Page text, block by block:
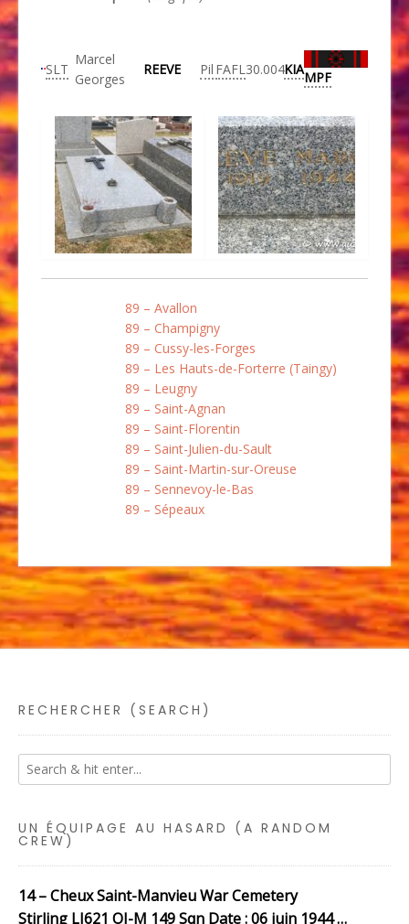
SLT
Marcel
Georges
REEVE Pil FAFL 30.004KIAMPF
89 – Avallon
89 – Champigny
89 – Cussy-les-Forges
89 – Les Hauts-de-Forterre (Taingy)
89 – Leugny
89 – Saint-Agnan
89 – Saint-Florentin
89 – Saint-Julien-du-Sault
89 – Saint-Martin-sur-Oreuse
89 – Sennevoy-le-Bas
89 – Sépeaux
RECHERCHER (SEARCH)
UN ÉQUIPAGE AU HASARD (A RANDOM
CREW)
14 – Cheux Saint-Manvieu War Cemetery
Stirling LJ621 OJ-M 149 Sqn Date : 06 juin 1944 …